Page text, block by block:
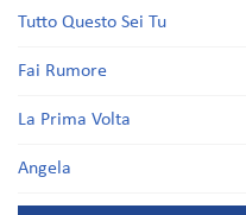
Tutto Questo Sei Tu
Fai Rumore
La Prima Volta
Angela